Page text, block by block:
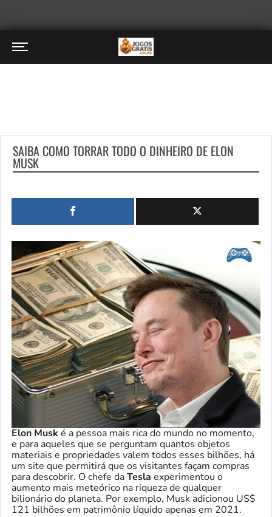
SAIBA COMO TORRAR TODO O DINHEIRO DE ELON
MUSK
Elon Musk é a pessoa mais rica do mundo no momento,
e para aqueles que se perguntam quantos objetos
materiais e propriedades valem todos esses bilhões, há
um site que permitirá que os visitantes façam compras
para descobrir. O chefe daTesla experimentou o
aumento mais meteórico na riqueza de qualquer
bilionário do planeta. Por exemplo, Musk adicionou US$
121 bilhões em patrimônio líquido apenas em 2021.